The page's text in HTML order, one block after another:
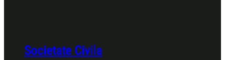
Societate Civila